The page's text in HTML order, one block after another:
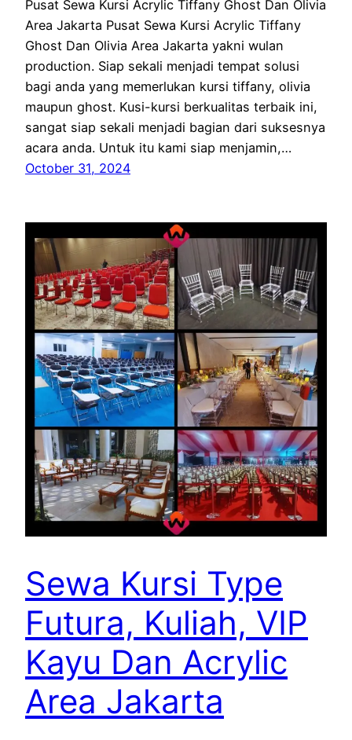
Pusat Sewa Kursi Acrylic Tiffany Ghost Dan Olivia
Area Jakarta Pusat Sewa Kursi Acrylic Tiffany
Ghost Dan Olivia Area Jakarta yakni wulan
production. Siap sekali menjadi tempat solusi
bagi anda yang memerlukan kursi tiffany, olivia
maupun ghost. Kusi-kursi berkualitas terbaik ini,
sangat siap sekali menjadi bagian dari suksesnya
acara anda. Untuk itu kami siap menjamin,…
October 31, 2024
Sewa Kursi Type
Futura, Kuliah, VIP
Kayu Dan Acrylic
Area Jakarta